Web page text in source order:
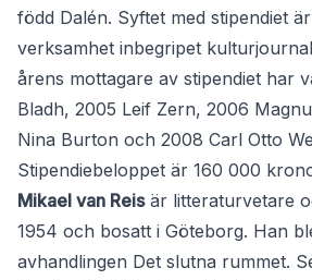
född Dalén. Syftet med stipendiet
verksamhet inbegripet
årens mottagare av stipendiet har
Bladh, 2005 Leif Zern, 2006
Nina Burton och 2008 Carl Otto
Stipendiebeloppet är 160 000
Mikael van Reisär litteraturvetare
1954 och bosatt i Göteborg. Han
avhandlingen Det slutna rummet.